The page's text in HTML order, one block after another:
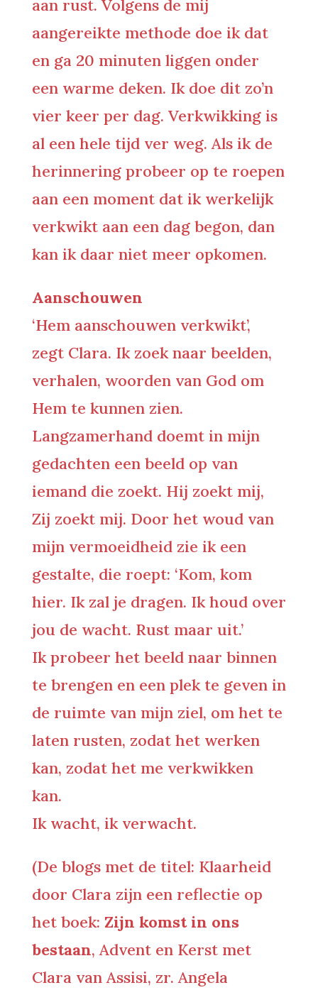
aan rust. Volgens de mij
aangereikte methode doe ik dat
en ga 20 minuten liggen onder
een warme deken. Ik doe dit zo’n
vier keer per dag. Verkwikking is
al een hele tijd ver weg. Als ik de
herinnering probeer op te roepen
aan een moment dat ik werkelijk
verkwikt aan een dag begon, dan
kan ik daar niet meer opkomen.
Aanschouwen
‘Hem aanschouwen verkwikt’,
zegt Clara. Ik zoek naar beelden,
verhalen, woorden van God om
Hem te kunnen zien.
Langzamerhand doemt in mijn
gedachten een beeld op van
iemand die zoekt. Hij zoekt mij,
Zij zoekt mij. Door het woud van
mijn vermoeidheid zie ik een
gestalte, die roept: ‘Kom, kom
hier. Ik zal je dragen. Ik houd over
jou de wacht. Rust maar uit.’
Ik probeer het beeld naar binnen
te brengen en een plek te geven in
de ruimte van mijn ziel, om het te
laten rusten, zodat het werken
kan, zodat het me verkwikken
kan.
Ik wacht, ik verwacht.
(De blogs met de titel: Klaarheid
door Clara zijn een reflectie op
het boek: Zijn komst in ons
bestaan, Advent en Kerst met
Clara van Assisi, zr. Angela